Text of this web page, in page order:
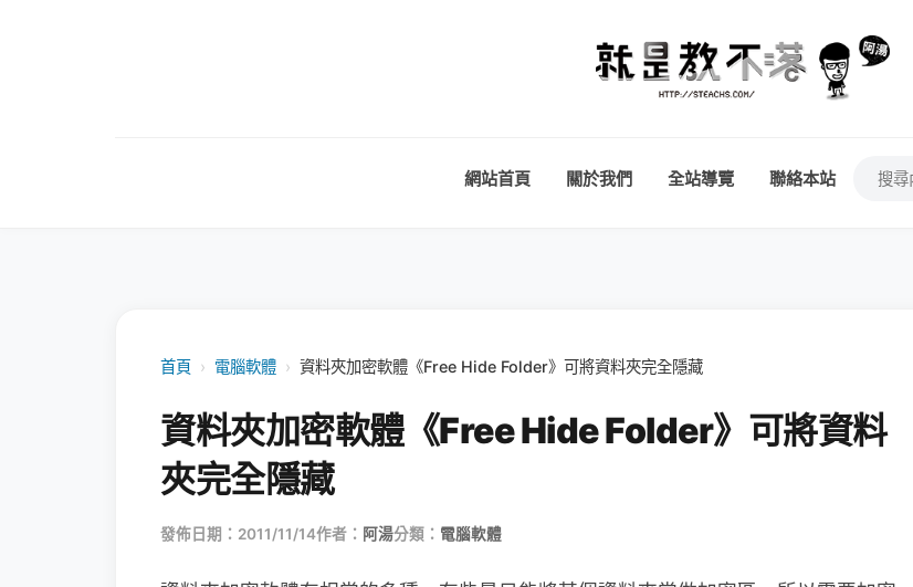
網站首頁 關於我們 全站導覽 聯絡本站
首頁 › 電腦軟體 › 資料夾加密軟體《Free Hide Folder》可將資料夾完全隱藏
資料夾加密軟體《Free Hide Folder》可將資料
夾完全隱藏
發佈日期：2011/11/14作者： 阿湯分類： 電腦軟體